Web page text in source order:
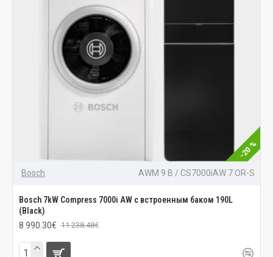
-20 %
Bosch AWM 9 B / CS7000iAW 7 OR-S
Bosch 7kW Compress 7000i AW с встроенным баком 190L
(Black)
8 990.30€ 11 238.48€